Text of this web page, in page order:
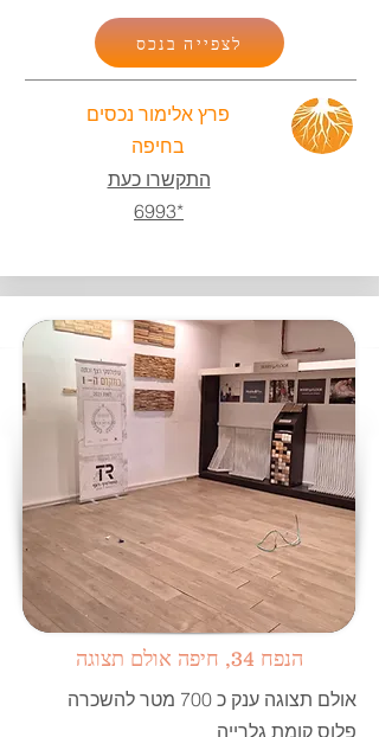
לצפייה בנכס
פרץ אלימור נכסים
בחיפה
התקשרו כעת
*6993
הנפח 34, חיפה אולם תצוגה
אולם תצוגה ענק כ 700 מטר להשכרה
פלוס קומת גלרייה